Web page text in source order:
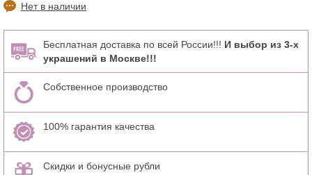
Нет в наличии
Бесплатная доставка по всей России!!! И выбор из 3-х
украшений в Москве!!!
Собственное производство
100% гарантия качества
Скидки и бонусные рубли